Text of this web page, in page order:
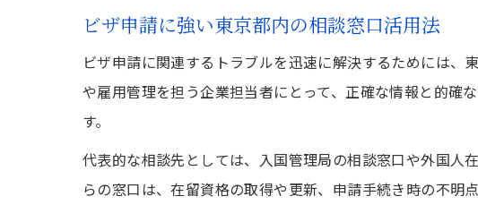
ビザ申請に強い東京都内の相談窓口活用法
ビザ申請に関連するトラブルを迅速に解決するためには
や雇用管理を担う企業担当者にとって、正確な情報と的確
す。
代表的な相談先としては、入国管理局の相談窓口や外国人
らの窓口は、在留資格の取得や更新、申請手続き時の不